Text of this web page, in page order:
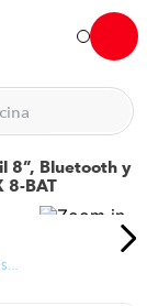
8”, Bluetooth y
8-BAT
Parlante England Sound recargable portátil 8”, Bluetooth y diseño compacto, modelo ES-POWERMAX 8-BAT